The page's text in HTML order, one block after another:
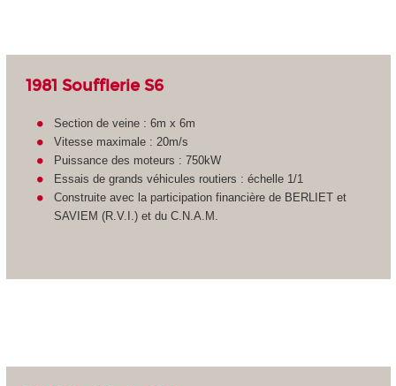
1981 Soufflerie S6
Section de veine : 6m x 6m
Vitesse maximale : 20m/s
Puissance des moteurs : 750kW
Essais de grands véhicules routiers : échelle 1/1
Construite avec la participation financière de BERLIET et
SAVIEM (R.V.I.) et du C.N.A.M.